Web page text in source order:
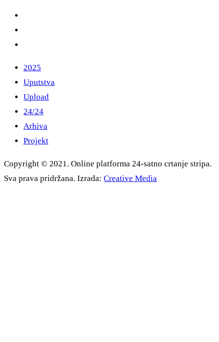
2025
Uputstva
Upload
24/24
Arhiva
Projekt
Copyright © 2021. Online platforma 24-satno crtanje stripa.
Sva prava pridržana. Izrada: Creative Media